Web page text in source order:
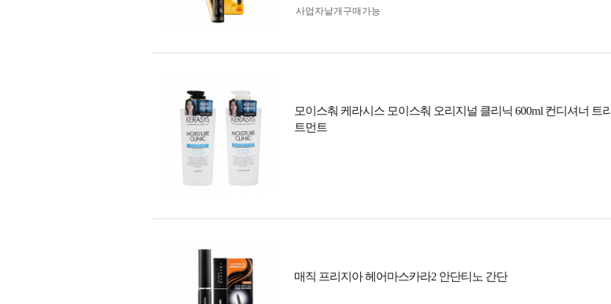
사업자 낱개구매가능
모이스춰 케라시스 모이스춰 오리지널 클리닉 600ml 컨디셔너 트리
트먼트
매직 프리지아 헤어마스카라2 안단티노 간단